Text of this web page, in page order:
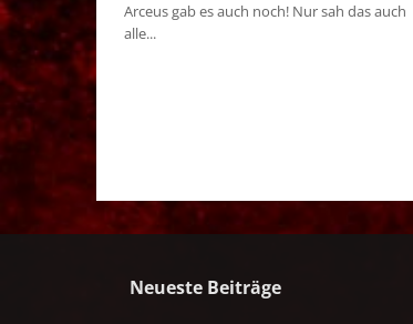
Arceus gab es auch noch! Nur sah das auch
alle...
Neueste Beiträge